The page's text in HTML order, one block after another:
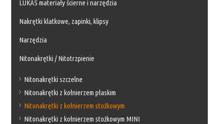
LUKAS materiały ścierne i narzędzia
Nakrętki klatkowe, zapinki, klipsy
Narzędzia
Nitonakrętki / Nitotrzpienie
Nitonakrętki szczelne
Nitonakrętki z kołnierzem płaskim
Nitonakrętki z kołnierzem stożkowym
Nitonakrętki z kołnierzem stożkowym MINI